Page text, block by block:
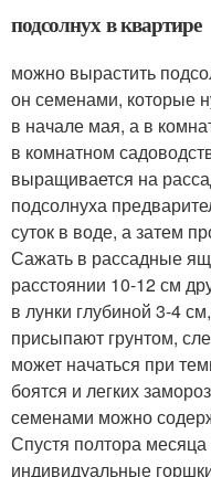
подсолнух в квартире
можно вырастить
он семенами, которые
в начале мая, а в
в комнатном
выращивается на
подсолнуха
суток в воде, а затем
Сажать в рассадные
расстоянии 10-12 см
в лунки глубиной 3-4
присыпают грунтом,
может начаться при
боятся и легких
семенами можно
Спустя полтора
индивидуальные